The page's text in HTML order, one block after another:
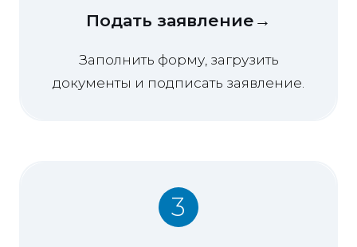
Подать заявление→
Заполнить форму, загрузить
документы и подписать заявление.
3